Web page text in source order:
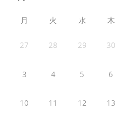
月 火 水 木
27 28 29 30
3 4 5 6
10 11 12 13